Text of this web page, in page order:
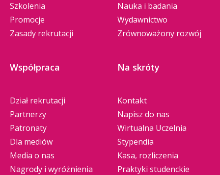
Szkolenia
Promocje
Zasady rekrutacji
Nauka i badania
Wydawnictwo
Zrównoważony rozwój
Współpraca
Dział rekrutacji
Partnerzy
Patronaty
Dla mediów
Media o nas
Nagrody i wyróżnienia
Na skróty
Kontakt
Napisz do nas
Wirtualna Uczelnia
Stypendia
Kasa, rozliczenia
Praktyki studenckie